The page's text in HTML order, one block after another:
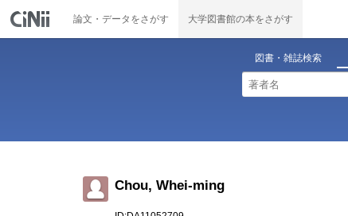
論文・データをさがす 大学図書館の本をさがす
図書・雑誌検索
Chou, Whei-ming